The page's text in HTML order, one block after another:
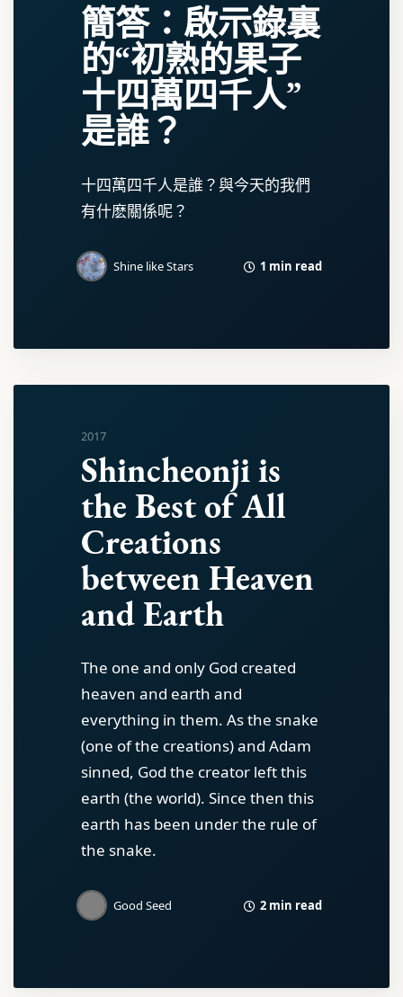
簡答：啟示錄裏
的“初熟的果子
十四萬四千人”
是誰？
十四萬四千人是誰？與今天的我們
有什麽關係呢？
Shine like Stars 1 min read
2017
Shincheonji is
the Best of All
Creations
between Heaven
and Earth
The one and only God created
heaven and earth and
everything in them. As the snake
(one of the creations) and Adam
sinned, God the creator left this
earth (the world). Since then this
earth has been under the rule of
the snake.
Good Seed 2 min read